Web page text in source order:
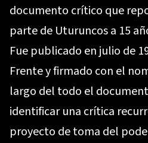
documento crítico que
parte de Uturuncos a 15
Fue publicado en julio de
Frente y firmado con el
largo del todo el
identificar una crítica
proyecto de toma del